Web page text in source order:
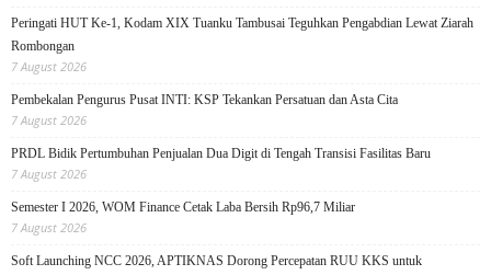
Peringati HUT Ke-1, Kodam XIX Tuanku Tambusai Teguhkan Pengabdian Lewat Ziarah
Rombongan
7 August 2026
Pembekalan Pengurus Pusat INTI: KSP Tekankan Persatuan dan Asta Cita
7 August 2026
PRDL Bidik Pertumbuhan Penjualan Dua Digit di Tengah Transisi Fasilitas Baru
7 August 2026
Semester I 2026, WOM Finance Cetak Laba Bersih Rp96,7 Miliar
7 August 2026
Soft Launching NCC 2026, APTIKNAS Dorong Percepatan RUU KKS untuk